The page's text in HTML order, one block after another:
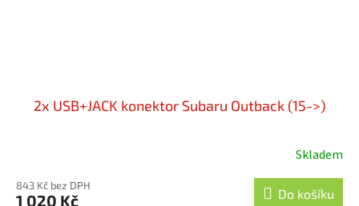
2x USB+JACK konektor Subaru Outback (15->)
Skladem
843 Kč bez DPH
1 020 Kč Do košíku